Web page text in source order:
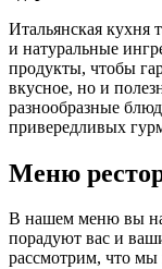
Итальянская кухня
и натуральные
продукты, чтобы
вкусное, но и
разнообразные
привередливых
Меню
В нашем меню вы
порадуют вас и
рассмотрим, что мы